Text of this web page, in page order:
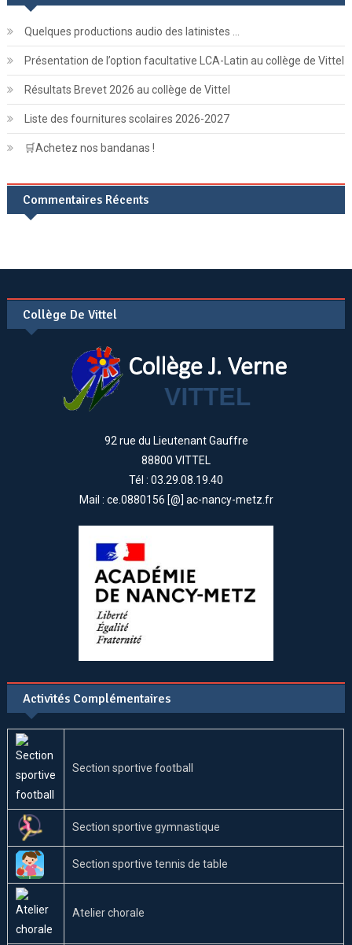
Quelques productions audio des latinistes …
Présentation de l’option facultative LCA-Latin au collège de Vittel
Résultats Brevet 2026 au collège de Vittel
Liste des fournitures scolaires 2026-2027
🛒Achetez nos bandanas !
Commentaires Récents
Collège De Vittel
92 rue du Lieutenant Gauffre
88800 VITTEL
Tél : 03.29.08.19.40
Mail : ce.0880156 [@] ac-nancy-metz.fr
Activités Complémentaires
Section sportive football
Section sportive gymnastique
Section sportive tennis de table
Atelier chorale